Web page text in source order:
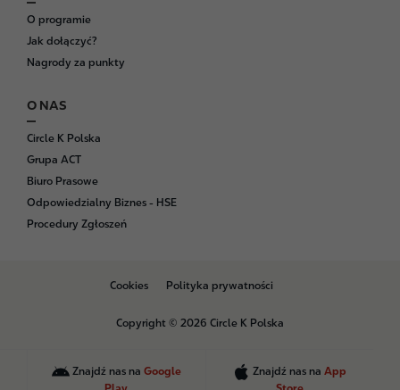
O programie
Jak dołączyć?
Nagrody za punkty
O NAS
Circle K Polska
Grupa ACT
Biuro Prasowe
Odpowiedzialny Biznes - HSE
Procedury Zgłoszeń
B
Cookies Polityka prywatności
Copyright © 2026 Circle K Polska
Znajdź nas na Google
Znajdź nas naApp